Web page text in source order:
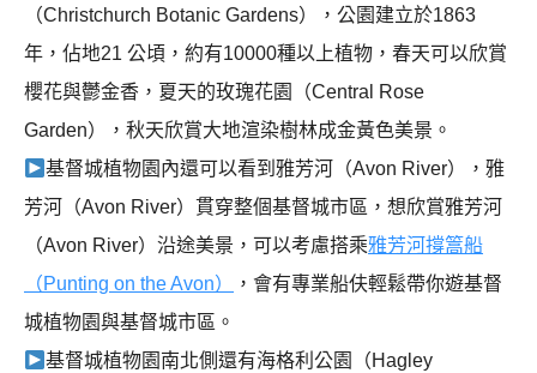
（Christchurch Botanic Gardens），公園建立於1863
年，佔地21 公頃，約有10000種以上植物，春天可以欣賞
櫻花與鬱金香，夏天的玫瑰花園（Central Rose
Garden），秋天欣賞大地渲染樹林成金黃色美景。
基督城植物園內還可以看到雅芳河（Avon River），雅
芳河（Avon River）貫穿整個基督城市區，想欣賞雅芳河
（Avon River）沿途美景，可以考慮搭乘雅芳河撐篙船
（Punting on the Avon）
，會有專業船伕輕鬆帶你遊基督
城植物園與基督城市區。
基督城植物園南北側還有海格利公園（Hagley